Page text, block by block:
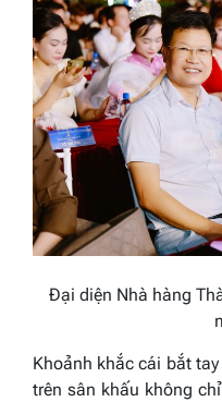
Đại diện Nhà hàng
Khoảnh khắc cái bắt
trên sân khấu không